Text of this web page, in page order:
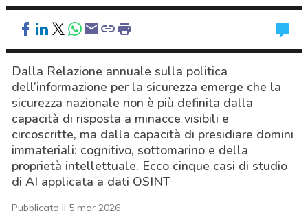
Dalla Relazione annuale sulla politica
dell’informazione per la sicurezza emerge che la
sicurezza nazionale non è più definita dalla
capacità di risposta a minacce visibili e
circoscritte, ma dalla capacità di presidiare domini
immateriali: cognitivo, sottomarino e della
proprietà intellettuale. Ecco cinque casi di studio
di AI applicata a dati OSINT
Pubblicato il 5 mar 2026